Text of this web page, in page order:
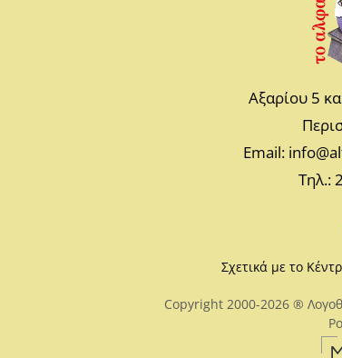
Αξαρίου 5
Email:
Τηλ.:
Σχετικά με το
Copyright 2000-2026 ®